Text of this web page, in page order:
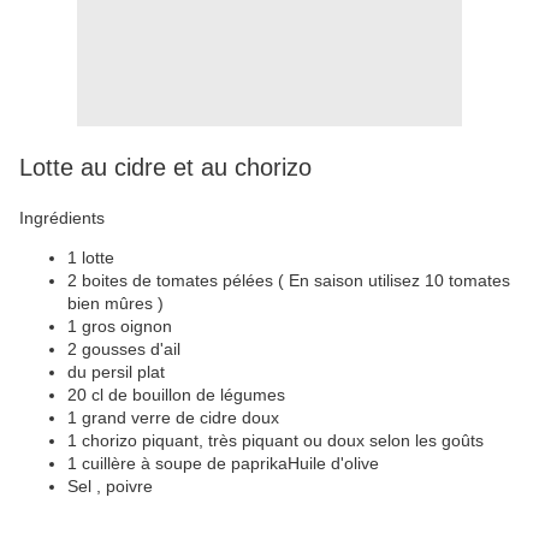
Lotte au cidre et au chorizo
Ingrédients
1 lotte
2 boites de tomates pélées ( En saison utilisez 10 tomates
bien mûres )
1 gros oignon
2 gousses d'ail
du persil plat
20 cl de bouillon de légumes
1 grand verre de cidre doux
1 chorizo piquant, très piquant ou doux selon les goûts
1 cuillère à soupe de paprikaHuile d'olive
Sel , poivre